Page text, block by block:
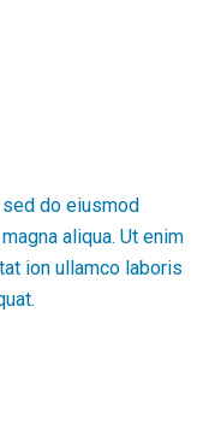
do eiusmod
aliqua. Ut enim
ion ullamco laboris